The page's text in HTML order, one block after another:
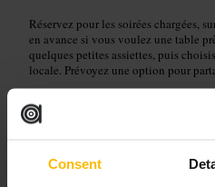
Consent
Réservez pour les soirées chargées,
en avance si vous voulez une table
quelques petites assiettes, puis
locale. Prévoyez une option pour
CHQ Building, Custom House